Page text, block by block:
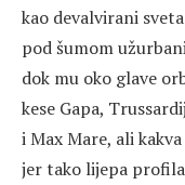
kao devalvirani
pod šumom
dok mu oko glave
kese Gapa,
i Max Mare, ali
jer tako lijepa